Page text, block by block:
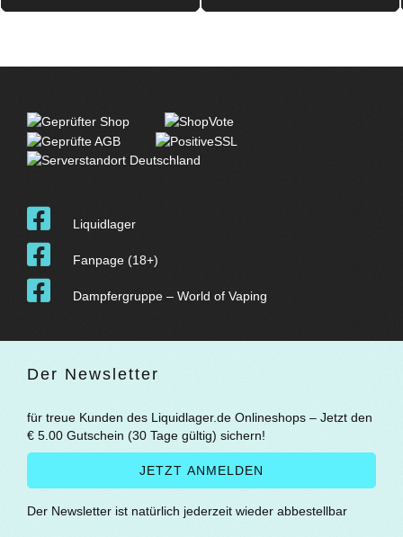
Liquidlager
Fanpage (18+)
Dampfergruppe – World of Vaping
Der Newsletter
für treue Kunden des Liquidlager.de Onlineshops – Jetzt den
€ 5.00 Gutschein (30 Tage gültig) sichern!
Der Newsletter ist natürlich jederzeit wieder abbestellbar